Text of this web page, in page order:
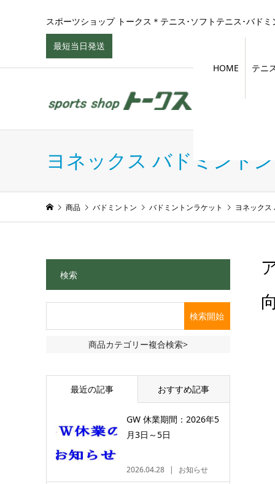
スポーツショップ トークス＊テニス･ソフトテニス･バド
最短当日発送
HOME
テニ
ヨネックス バドミント
商品 バドミントン バドミントンラケット ヨネックス
検索
商品カテゴリー複合検索>
最近の記事 おすすめ記事
GW 休業期間：2026年5
月3日～5日
2026.04.28 お知らせ